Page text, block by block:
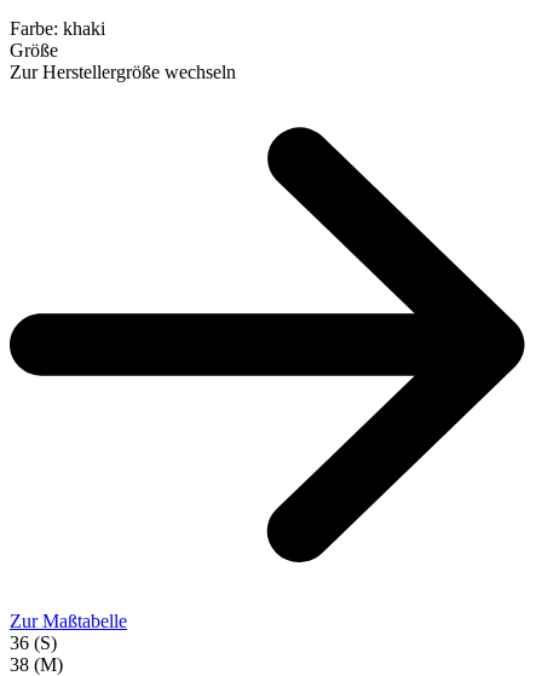
Farbe: khaki
Größe
Zur Herstellergröße wechseln
Zur Maßtabelle
36 (S)
38 (M)